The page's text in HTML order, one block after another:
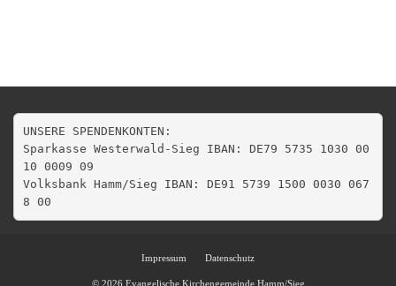
UNSERE SPENDENKONTEN:
Sparkasse Westerwald-Sieg IBAN: DE79 5735 1030 00
10 0009 09
Volksbank Hamm/Sieg IBAN: DE91 5739 1500 0030 067
8 00
Impressum Datenschutz
© 2026 Evangelische Kirchengemeinde Hamm/Sieg